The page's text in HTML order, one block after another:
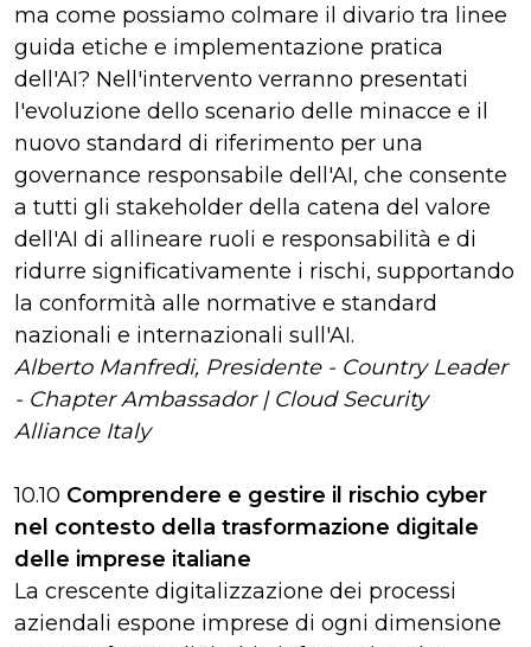
ma come possiamo colmare il divario tra linee
guida etiche e implementazione pratica
dell'AI? Nell'intervento verranno presentati
l'evoluzione dello scenario delle minacce e il
nuovo standard di riferimento per una
governance responsabile dell'AI, che consente
a tutti gli stakeholder della catena del valore
dell'AI di allineare ruoli e responsabilità e di
ridurre significativamente i rischi, supportando
la conformità alle normative e standard
nazionali e internazionali sull'AI.
Alberto Manfredi, Presidente - Country Leader
- Chapter Ambassador | Cloud Security
Alliance Italy
10.10 Comprendere e gestire il rischio cyber
nel contesto della trasformazione digitale
delle imprese italiane
La crescente digitalizzazione dei processi
aziendali espone imprese di ogni dimensione